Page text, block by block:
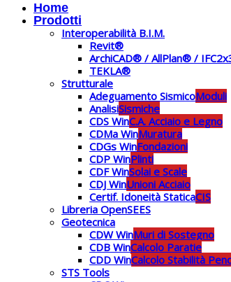
Home
Prodotti
Interoperabilità B.I.M.
Revit®
ArchiCAD® / AllPlan® /
TEKLA®
Strutturale
Adeguamento SismicoModuli
AnalisiSismiche
CDS WinC.A. Acciaio e Legno
CDMa WinMuratura
CDGs WinFondazioni
CDP WinPlinti
CDF WinSolai e Scale
CDJ WinUnioni Acciaio
Certif. Idoneità StaticaCIS
Libreria OpenSEES
Geotecnica
CDW WinMuri di Sostegno
CDB WinCalcolo Paratie
CDD WinCalcolo Stabilità
STS Tools